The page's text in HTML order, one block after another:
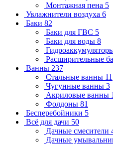
Монтажная пена 5
Увлажнители воздуха 6
Баки 82
Баки для ГВС 5
Баки для воды 8
Расширительные
Ванны 237
Стальные ванны 11
Чугунные ванны 3
Акриловые ванны
Фолдоны 81
Бесперебойники 5
Всё для дачи 50
Дачные смесители
Дачные